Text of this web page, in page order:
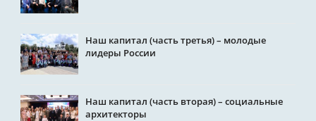
Наш капитал (часть третья) – молодые
лидеры России
Наш капитал (часть вторая) – социальные
архитекторы